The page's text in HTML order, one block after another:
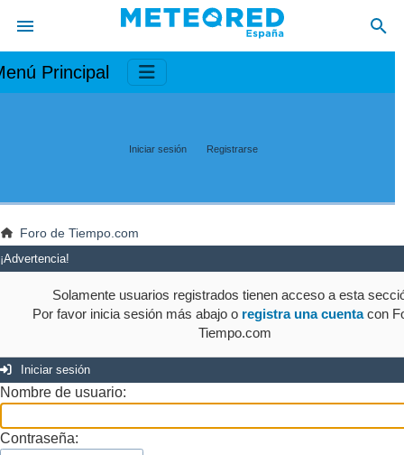
Principal
Iniciar sesión Registrarse
Foro de Tiempo.com
¡Advertencia!
Solamente usuarios registrados tienen acceso a esta
Por favor inicia sesión más abajo o registra una cuentacon
Tiempo.com
Iniciar sesión
Nombre de usuario:
Contraseña: